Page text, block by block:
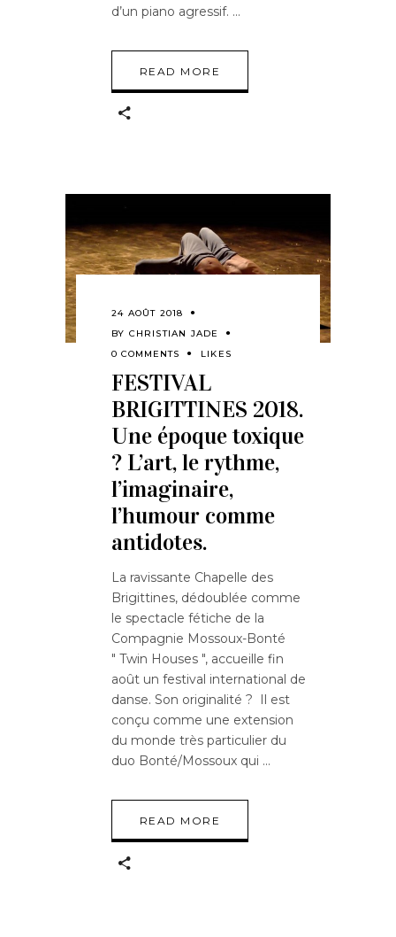
d’un piano agressif.
READ MORE
24 AOÛT 2018
BY CHRISTIAN JADE
0 COMMENTS
LIKES
FESTIVAL
BRIGITTINES 2018.
Une époque toxique
? L’art, le rythme,
l’imaginaire,
l’humour comme
antidotes.
La ravissante Chapelle des
Brigittines, dédoublée comme
le spectacle fétiche de la
Compagnie Mossoux-Bonté
" Twin Houses ", accueille fin
août un festival international de
danse. Son originalité ? Il est
conçu comme une extension
du monde très particulier du
duo Bonté/Mossoux qui
READ MORE